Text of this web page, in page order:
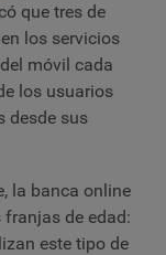
que tres de
los servicios
móvil cada
los usuarios
desde sus
la banca online
de edad:
este tipo de